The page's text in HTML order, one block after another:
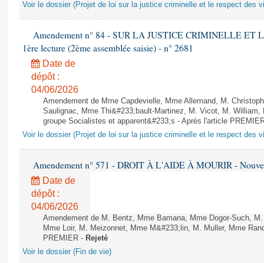
Voir le dossier (Projet de loi sur la justice criminelle et le respect des
Amendement n° 84 - SUR LA JUSTICE CRIMINELLE ET
1ère lecture (2ème assemblée saisie) - n° 2681
Date de
dépôt :
04/06/2026
Amendement de Mme Capdevielle, Mme Allemand, M.
Saulignac, Mme Thi&#233;bault-Martinez, M. Vicot, M.
groupe Socialistes et apparent&#233;s - Après l'article
Voir le dossier (Projet de loi sur la justice criminelle et le respect des
Amendement n° 571 - DROIT À L'AIDE À MOURIR -
Date de
dépôt :
04/06/2026
Amendement de M. Bentz, Mme Bamana, Mme Dogor-Such,
Mme Loir, M. Meizonnet, Mme M&#233;lin, M. Muller, Mme
PREMIER - Rejeté
Voir le dossier (Fin de vie)